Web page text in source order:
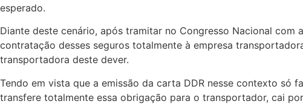
esperado.
Diante deste cenário, após tramitar no Congresso Nacional
contratação desses seguros totalmente à empresa
transportadora deste dever.
Tendo em vista que a emissão da carta DDR nesse contexto só
transfere totalmente essa obrigação para o transportador, cai